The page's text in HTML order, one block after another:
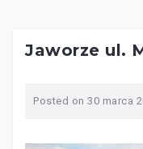
Jaworze ul.
Posted on 30 marca